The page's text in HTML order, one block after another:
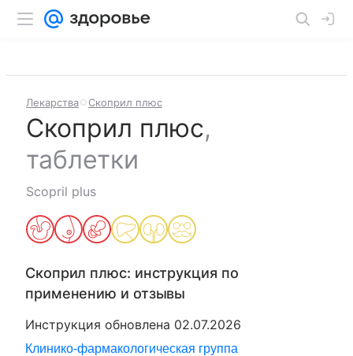
Лекарства Скоприл плюс
Скоприл плюс,
таблетки
Scopril plus
Скоприл плюс: инструкция по
применению и отзывы
Инструкция обновлена 02.07.2026
Клинико-фармакологическая группа